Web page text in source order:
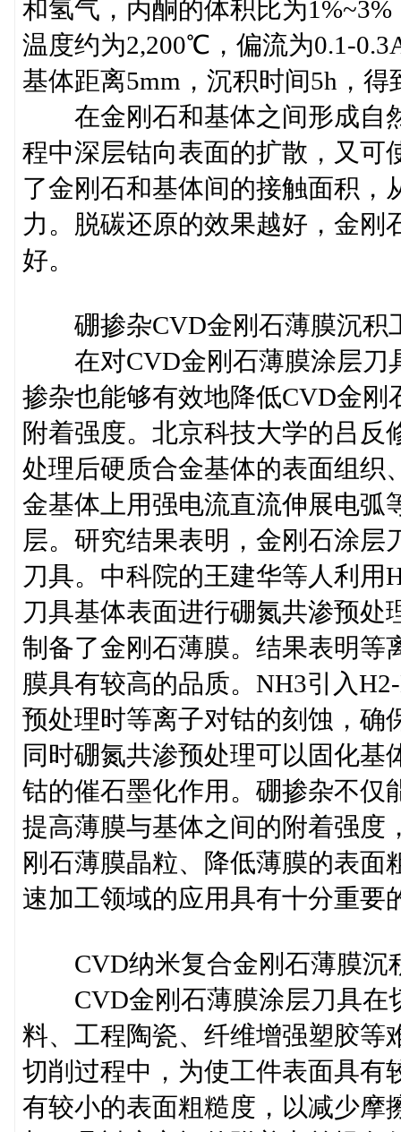
和氢气，丙酮的体积比为
温度约为2,200℃，偏流为0.1-
基体距离5mm，沉积时间5h，
在金刚石和基体之间形成自
程中深层钴向表面的扩散，又可
了金刚石和基体间的接触面积，
力。脱碳还原的效果越好，金刚
好。
硼掺杂CVD金刚石薄膜沉积
在对CVD金刚石薄膜涂层刀
掺杂也能够有效地降低CVD金
附着强度。北京科技大学的吕反
处理后硬质合金基体的表面组织
金基体上用强电流直流伸展电弧
层。研究结果表明，金刚石涂层
刀具。中科院的王建华等人利用
刀具基体表面进行硼氮共渗预处
制备了金刚石薄膜。结果表明等
膜具有较高的品质。NH3引入
预处理时等离子对钴的刻蚀，确
同时硼氮共渗预处理可以固化
钴的催石墨化作用。硼掺杂不仅
提高薄膜与基体之间的附着强度
刚石薄膜晶粒、降低薄膜的表
速加工领域的应用具有十分重要
CVD纳米复合金刚石薄膜沉
CVD金刚石薄膜涂层刀具在
料、工程陶瓷、纤维增强塑胶等
切削过程中，为使工件表面具有
有较小的表面粗糙度，以减少摩